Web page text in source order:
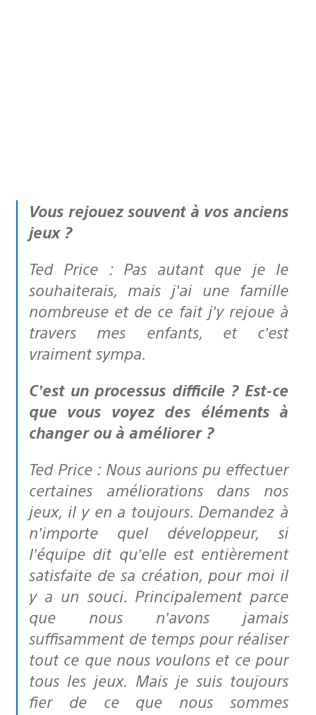
Vous rejouez souvent à vos anciens
jeux ?
Ted Price : Pas autant que je le
souhaiterais, mais j’ai une famille
nombreuse et de ce fait j’y rejoue à
travers mes enfants, et c’est
vraiment sympa.
C’est un processus difficile ? Est-ce
que vous voyez des éléments à
changer ou à améliorer ?
Ted Price : Nous aurions pu effectuer
certaines améliorations dans nos
jeux, il y en a toujours. Demandez à
n’importe quel développeur, si
l’équipe dit qu’elle est entièrement
satisfaite de sa création, pour moi il
y a un souci. Principalement parce
que nous n’avons jamais
suffisamment de temps pour réaliser
tout ce que nous voulons et ce pour
tous les jeux. Mais je suis toujours
fier de ce que nous sommes